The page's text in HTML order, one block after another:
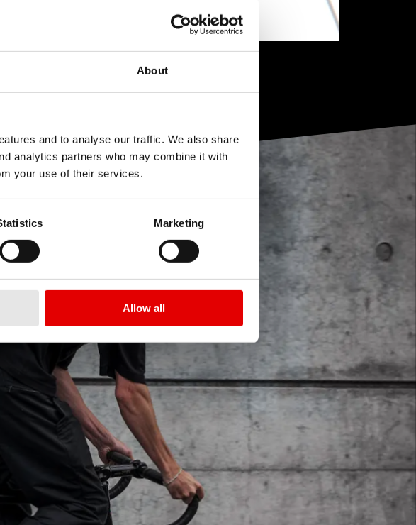
About
and to analyse our traffic. We also share
analytics partners who may combine it with
your use of their services.
Marketing
Allow all